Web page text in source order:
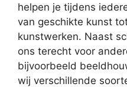
helpen je tijdens
van geschikte kunst
kunstwerken. Naast
ons terecht voor
bijvoorbeeld
wij verschillende